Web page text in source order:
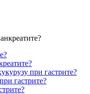
при гастрите?
гастрите?